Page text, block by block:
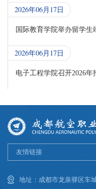
2026年06月17日
国际教育学院举办留学生
2026年06月17日
电子工程学院召开2026年
友情链接
地址：成都市龙泉驿区车